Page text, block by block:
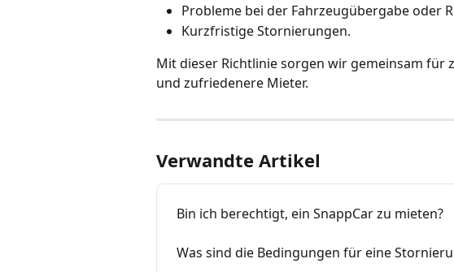
Probleme bei der Fahrzeugübergabe oder
Kurzfristige Stornierungen.
Mit dieser Richtlinie sorgen wir gemeinsam für
und zufriedenere Mieter.
Verwandte Artikel
Bin ich berechtigt, ein SnappCar zu mieten?
Was sind die Bedingungen für eine